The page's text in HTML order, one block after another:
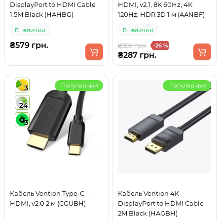
DisplayPort to HDMI Cable
1.5M Black (HAHBG)
В наличии
₴579 грн.
HDMI, v2.1, 8K 60Hz, 4K
120Hz, HDR 3D 1 м (AANBF)
В наличии
₴389 грн. -26 %
₴287 грн.
3
24
3
Популярный
Кабель Vention Type-C –
HDMI, v2.0 2 м (CGUBH)
Популярный
Кабель Vention 4K
DisplayPort to HDMI Cable
2M Black (HAGBH)